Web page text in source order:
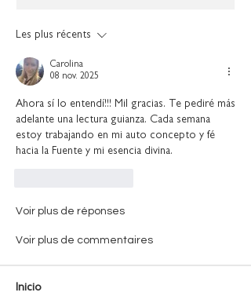
Les plus récents
Carolina
08 nov. 2025
Ahora sí lo entendí!!! Mil gracias. Te pediré más
adelante una lectura guianza. Cada semana
estoy trabajando en mi auto concepto y fé
hacia la Fuente y mi esencia divina.
Voir plus de réponses
Voir plus de commentaires
Inicio